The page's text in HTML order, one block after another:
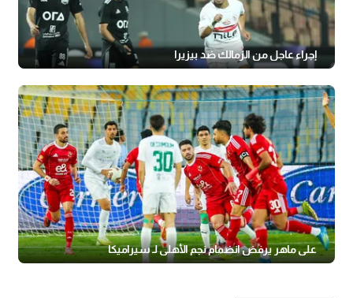
إجراء عاجل من الزمالك ضد بيزيرا
علي ماهر يرفض انضمام نجم الأهلي لـ سيراميكا